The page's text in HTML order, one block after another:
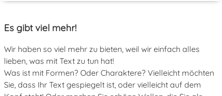
Es gibt viel mehr!
Wir haben so viel mehr zu bieten, weil wir einfach alles
lieben, was mit Text zu tun hat!
Was ist mit Formen? Oder Charaktere? Vielleicht möchten
Sie, dass Ihr Text gespiegelt ist, oder vielleicht auf dem